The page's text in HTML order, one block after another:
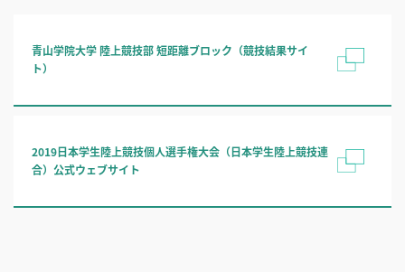
青山学院大学 陸上競技部 短距離ブロック（競技結果サイ
ト）
2019日本学生陸上競技個人選手権大会（日本学生陸上競技連
合）公式ウェブサイト